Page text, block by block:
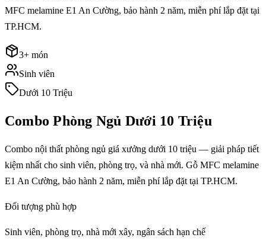
MFC melamine E1 An Cường, bảo hành 2 năm, miễn phí lắp đặt tại
TP.HCM.
3+ món
Sinh viên
Dưới 10 Triệu
Combo Phòng Ngủ Dưới 10 Triệu
Combo nội thất phòng ngủ giá xưởng dưới 10 triệu — giải pháp tiết
kiệm nhất cho sinh viên, phòng trọ, và nhà mới. Gỗ MFC melamine
E1 An Cường, bảo hành 2 năm, miễn phí lắp đặt tại TP.HCM.
Đối tượng phù hợp
Sinh viên, phòng trọ, nhà mới xây, ngân sách hạn chế